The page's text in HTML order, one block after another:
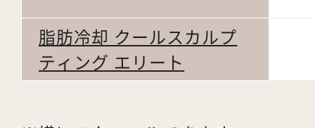
脂肪冷却 クールスカルプ
ティング エリート